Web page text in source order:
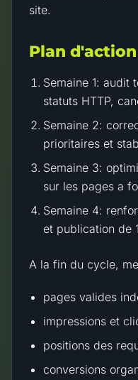
site.
Plan
Semaine 1: audit
statuts HTTP,
Semaine 2:
prioritaires et
Semaine 3:
sur les pages a
Semaine 4:
et publication de
A la fin du cycle,
pages valides
impressions et
positions des
conversions